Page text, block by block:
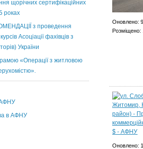
щорічних сертифікаційних
роках
з проведення
Асоціації фахівців з
України
«Операції з житловою
АФНУ
в АФНУ
Оновлено:
Розміщено:
Оновлено: